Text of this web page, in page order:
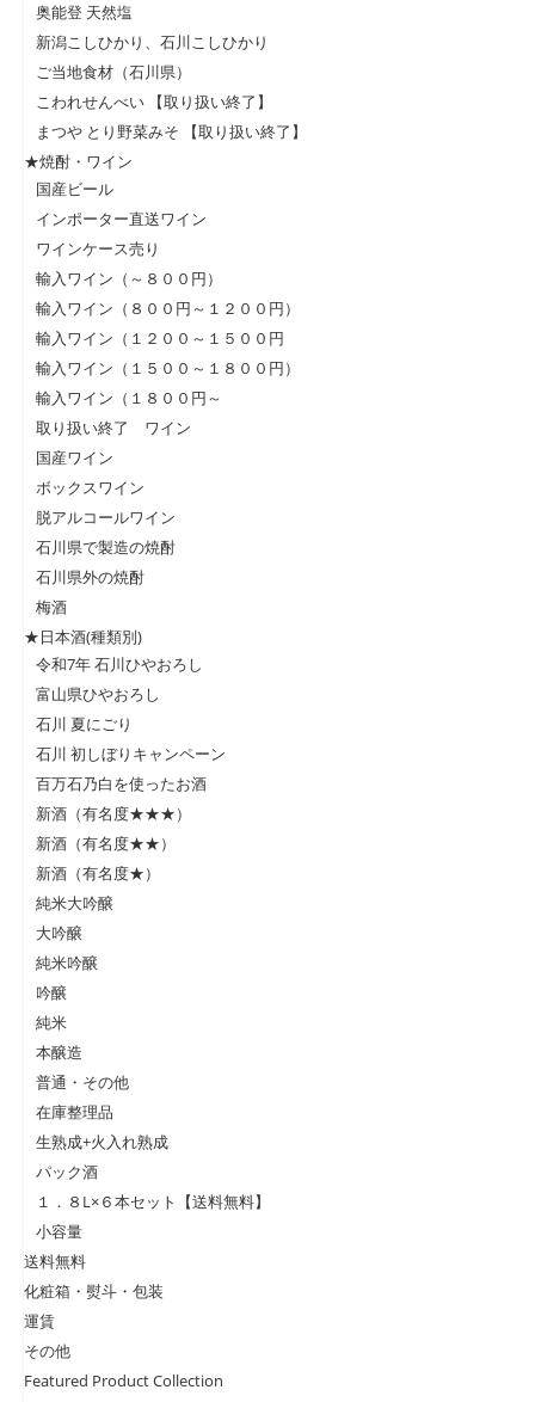
奥能登 天然塩
新潟こしひかり、石川こしひかり
ご当地食材（石川県）
こわれせんべい 【取り扱い終了】
まつや とり野菜みそ 【取り扱い終了】
★焼酎・ワイン
国産ビール
インポーター直送ワイン
ワインケース売り
輸入ワイン（～８００円）
輸入ワイン（８００円～１２００円）
輸入ワイン（１２００～１５００円
輸入ワイン（１５００～１８００円）
輸入ワイン（１８００円～
取り扱い終了 ワイン
国産ワイン
ボックスワイン
脱アルコールワイン
石川県で製造の焼酎
石川県外の焼酎
梅酒
★日本酒(種類別)
令和7年 石川ひやおろし
富山県ひやおろし
石川 夏にごり
石川 初しぼりキャンペーン
百万石乃白を使ったお酒
新酒（有名度★★★）
新酒（有名度★★）
新酒（有名度★）
純米大吟醸
大吟醸
純米吟醸
吟醸
純米
本醸造
普通・その他
在庫整理品
生熟成+火入れ熟成
パック酒
１．８L×６本セット【送料無料】
小容量
送料無料
化粧箱・熨斗・包装
運賃
その他
Featured Product Collection